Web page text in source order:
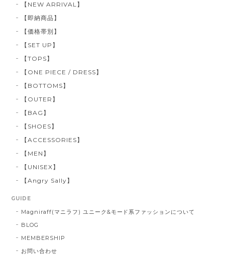
【NEW ARRIVAL】
【即納商品】
【価格帯別】
【SET UP】
【TOPS】
【ONE PIECE / DRESS】
【BOTTOMS】
【OUTER】
【BAG】
【SHOES】
【ACCESSORIES】
【MEN】
【UNISEX】
【Angry Sally】
GUIDE
Magniraff(マニラフ) ユニーク&モード系ファッションについて
BLOG
MEMBERSHIP
お問い合わせ